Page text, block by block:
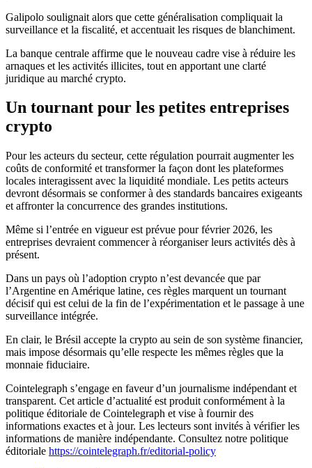
Galipolo soulignait alors que cette généralisation compliquait la
surveillance et la fiscalité, et accentuait les risques de blanchiment.
La banque centrale affirme que le nouveau cadre vise à réduire les
arnaques et les activités illicites, tout en apportant une clarté
juridique au marché crypto.
Un tournant pour les petites entreprises
crypto
Pour les acteurs du secteur, cette régulation pourrait augmenter les
coûts de conformité et transformer la façon dont les plateformes
locales interagissent avec la liquidité mondiale. Les petits acteurs
devront désormais se conformer à des standards bancaires exigeants
et affronter la concurrence des grandes institutions.
Même si l’entrée en vigueur est prévue pour février 2026, les
entreprises devraient commencer à réorganiser leurs activités dès à
présent.
Dans un pays où l’adoption crypto n’est devancée que par
l’Argentine en Amérique latine, ces règles marquent un tournant
décisif qui est celui de la fin de l’expérimentation et le passage à une
surveillance intégrée.
En clair, le Brésil accepte la crypto au sein de son système financier,
mais impose désormais qu’elle respecte les mêmes règles que la
monnaie fiduciaire.
Cointelegraph s’engage en faveur d’un journalisme indépendant et
transparent. Cet article d’actualité est produit conformément à la
politique éditoriale de Cointelegraph et vise à fournir des
informations exactes et à jour. Les lecteurs sont invités à vérifier les
informations de manière indépendante. Consultez notre politique
éditoriale https://cointelegraph.fr/editorial-policy